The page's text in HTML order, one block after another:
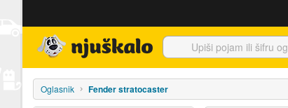
Oglasnik Fender stratocaster